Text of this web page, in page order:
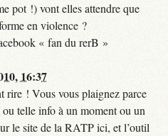
pot !) vont elles attendre que
en violence ?
« fan du rerB »
16:37
rire ! Vous vous plaignez parce
ou telle info à un moment ou un
le site de la RATP ici, et l’outil